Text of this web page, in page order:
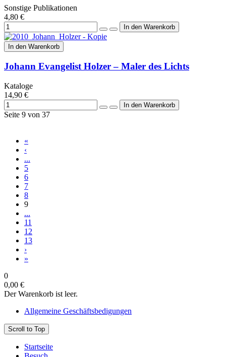
Sonstige Publikationen
4,80 €
In den Warenkorb
Johann Evangelist Holzer – Maler des Lichts
Kataloge
14,90 €
Seite 9 von 37
«
‹
...
5
6
7
8
9
...
11
12
13
›
»
0
0,00 €
Der Warenkorb ist leer.
Allgemeine Geschäftsbedigungen
Scroll to Top
Startseite